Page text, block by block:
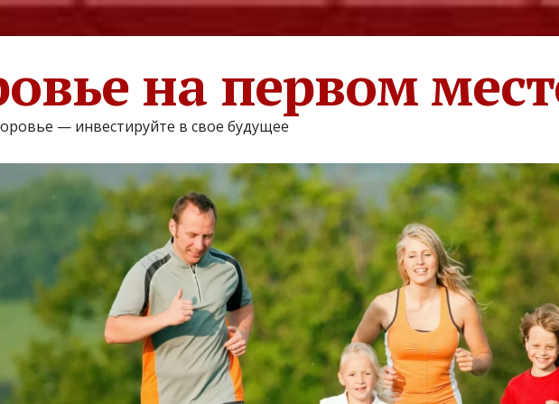
на первом
— инвестируйте в свое будущее